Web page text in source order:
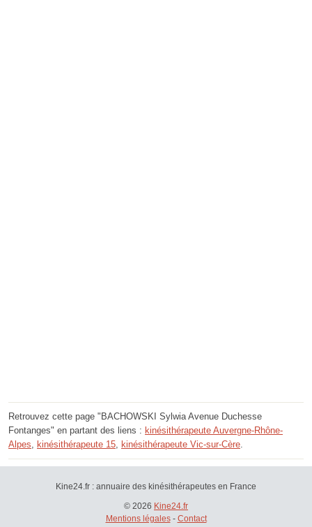
Retrouvez cette page "BACHOWSKI Sylwia Avenue Duchesse
Fontanges" en partant des liens : kinésithérapeute Auvergne-Rhône-
Alpes
kinésithérapeute 15 kinésithérapeute Vic-sur-Cère
Kine24.fr : annuaire des kinésithérapeutes en France
© 2026 Kine24.fr
Mentions légales- Contact